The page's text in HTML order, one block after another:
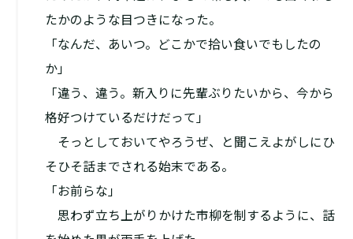
たかのような目つきになった。
「なんだ、あいつ。どこかで拾い食いでもしたの
か」
「違う、違う。新入りに先輩ぶりたいから、今から
格好つけているだけだって」
そっとしておいてやろうぜ、と聞こえよがしにひ
そひそ話までされる始末である。
「お前らな」
思わず立ち上がりかけた市柳を制するように、話